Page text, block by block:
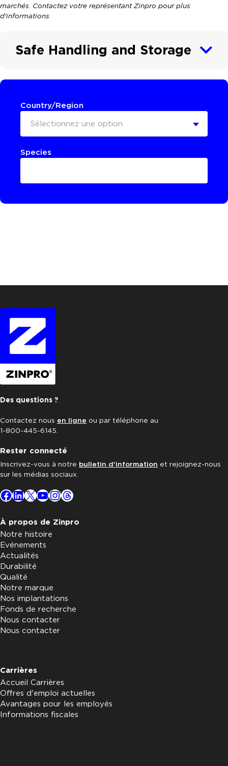
marchés. Contactez votre représentant Zinpro pour plus
d'informations
Safe Handling and Storage
Country/Region
Sélectionnez une option
Species
Des questions ?
Contactez nous en ligne ou par téléphone au
1-800-445-6145.
Rester connecté
Inscrivez-vous à notre bulletin d'information et rejoignez-nous
sur les médias sociaux.
Facebook
LinkedIn
X YouTube
Instagram
Threads
À propos de Zinpro
Notre histoire
Evénements
Actualités
Durabilité
Qualité
Notre marque
Nos implantations
Fonds de recherche
Nous contacter
Nous contacter
Carrières
Accueil Carrières
Offres d'emploi actuelles
Avantages pour les employés
Informations fiscales